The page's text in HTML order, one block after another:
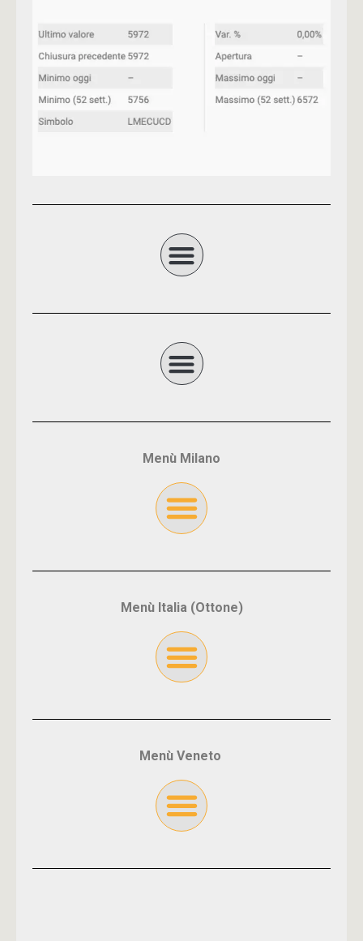
Menù Milano
Menù Italia (Ottone)
Menù Veneto